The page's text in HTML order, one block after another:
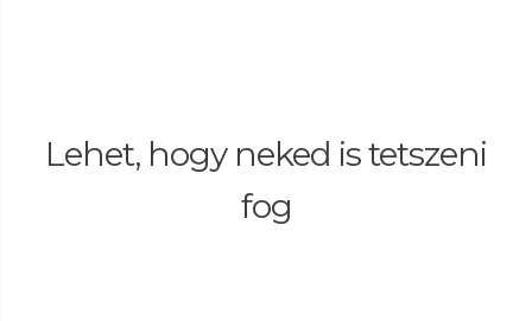
Lehet, hogy neked is tetszeni
fog